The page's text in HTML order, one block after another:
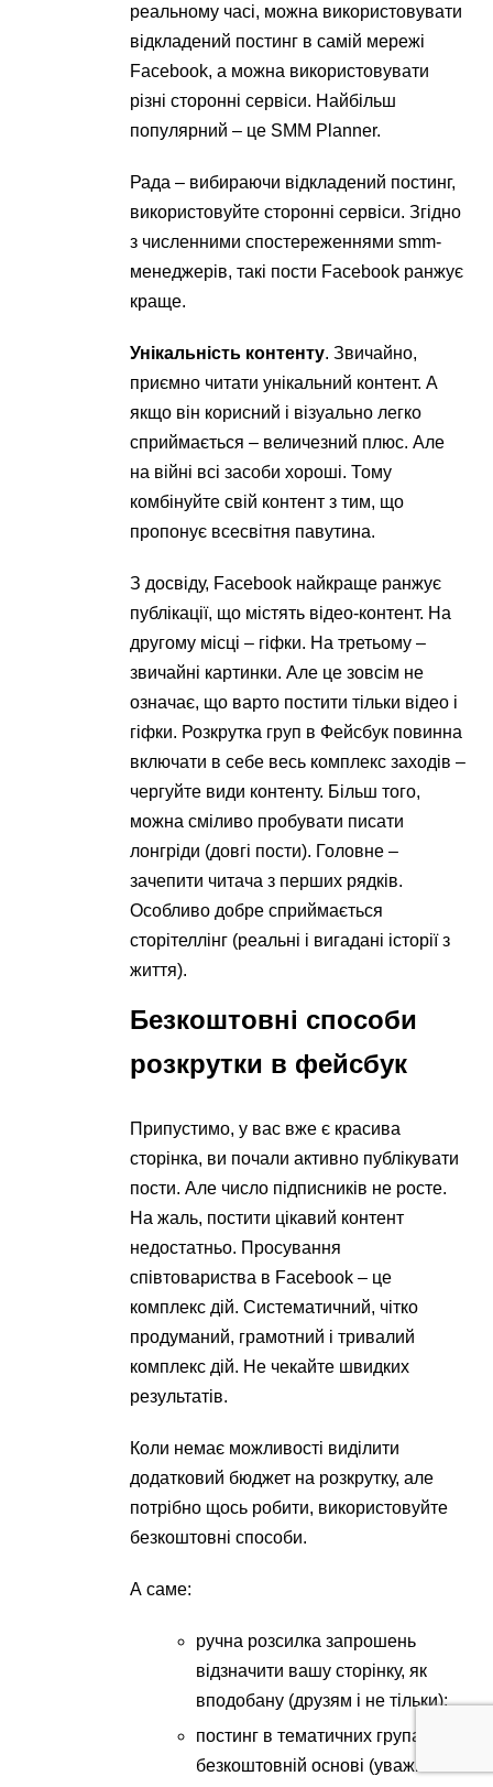
реальному часі, можна використовувати
відкладений постинг в самій мережі
Facebook, а можна використовувати
різні сторонні сервіси. Найбільш
популярний – це SMM Planner.
Рада – вибираючи відкладений постинг,
використовуйте сторонні сервіси. Згідно
з численними спостереженнями smm-
менеджерів, такі пости Facebook ранжує
краще.
Унікальність контенту. Звичайно,
приємно читати унікальний контент. А
якщо він корисний і візуально легко
сприймається – величезний плюс. Але
на війні всі засоби хороші. Тому
комбінуйте свій контент з тим, що
пропонує всесвітня павутина.
З досвіду, Facebook найкраще ранжує
публікації, що містять відео-контент. На
другому місці – гіфки. На третьому –
звичайні картинки. Але це зовсім не
означає, що варто постити тільки відео і
гіфки. Розкрутка груп в Фейсбук повинна
включати в себе весь комплекс заходів –
чергуйте види контенту. Більш того,
можна сміливо пробувати писати
лонгріди (довгі пости). Головне –
зачепити читача з перших рядків.
Особливо добре сприймається
сторітеллінг (реальні і вигадані історії з
життя).
Безкоштовні способи
розкрутки в фейсбук
Припустимо, у вас вже є красива
сторінка, ви почали активно публікувати
пости. Але число підписників не росте.
На жаль, постити цікавий контент
недостатньо. Просування
співтовариства в Facebook – це
комплекс дій. Систематичний, чітко
продуманий, грамотний і тривалий
комплекс дій. Не чекайте швидких
результатів.
Коли немає можливості виділити
додатковий бюджет на розкрутку, але
потрібно щось робити, використовуйте
безкоштовні способи.
А саме:
ручна розсилка запрошень
відзначити вашу сторінку, як
вподобану (друзям і не тільки);
постинг в тематичних групах на
безкоштовній основі (уважно